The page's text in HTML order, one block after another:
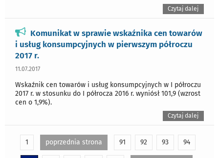
Czytaj dalej
Komunikat w sprawie wskaźnika cen towarów
i usług konsumpcyjnych w pierwszym półroczu
2017 r.
11.07.2017
Wskaźnik cen towarów i usług konsumpcyjnych w I półroczu
2017 r. w stosunku do I półrocza 2016 r. wyniósł 101,9 (wzrost
cen o 1,9%).
Czytaj dalej
1 poprzednia strona 91 92 93 94